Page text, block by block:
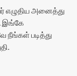
எழுதிய அனைத்து
இங்கே
படித்து